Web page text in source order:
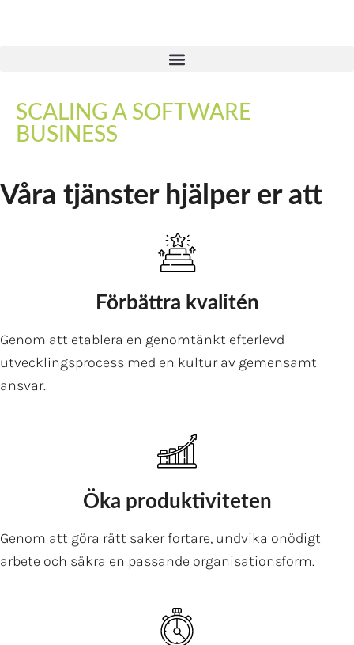
SCALING A SOFTWARE
BUSINESS
Våra tjänster hjälper er att
Förbättra kvalitén
Genom att etablera en genomtänkt efterlevd
utvecklingsprocess med en kultur av gemensamt
ansvar.
Öka produktiviteten
Genom att göra rätt saker fortare, undvika onödigt
arbete och säkra en passande organisationsform.